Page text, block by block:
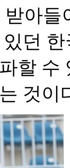
받아
던
할
것이